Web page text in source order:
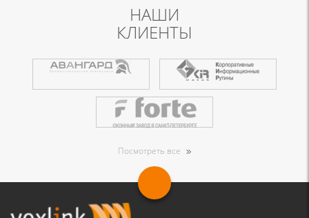
НАШИ
КЛИЕНТЫ
Посмотреть все